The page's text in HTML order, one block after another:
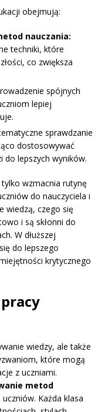
obejmują:
nauczania:
techniki, które
co zwiększa
spójnych
lepiej
sprawdzanie
dostosowywać
lepszych wyników.
wzmacnia rutynę
do nauczyciela i
wiedzą, czego się
i są skłonni do
W dłuższej
do lepszego
krytycznego
wiedzy, ale także
które mogą
z uczniami.
metod
Każda klasa